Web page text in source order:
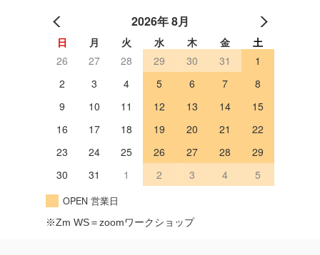
2026年 8月
日 月 火 水 木 金
土
26
27 28 29 30 31
1
2
3 4 5 6 7
8
9
10 11 12 13 14
15
16
17 18 19 20 21
22
23
24 25 26 27 28
29
30
31 1 2 3 4 5
OPEN 営業日
※Zm WS＝zoomワークショップ